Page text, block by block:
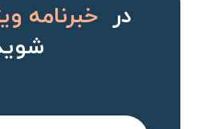
درخبرنامه